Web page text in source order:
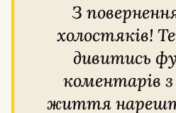
З поверненням у клуб
холостяків!
дивитись
коментарів з
життя